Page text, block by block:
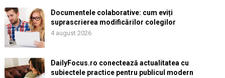
Documentele colaborative: cum eviți
suprascrierea modificărilor colegilor
4 august 2026
DailyFocus.ro conectează actualitatea cu
subiectele practice pentru publicul modern